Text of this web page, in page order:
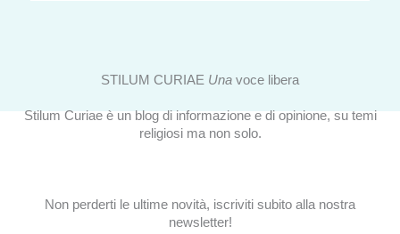
STILUM CURIAE Una voce libera
Stilum Curiae è un blog di informazione e di opinione, su temi
religiosi ma non solo.
Non perderti le ultime novità, iscriviti subito alla nostra
newsletter!